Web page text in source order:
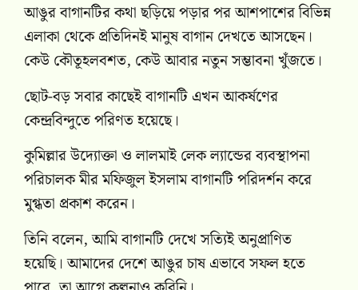
আঙুর বাগানটির কথা ছড়িয়ে পড়ার পর আশপাশের বিভিন্ন
এলাকা থেকে প্রতিদিনই মানুষ বাগান দেখতে আসছেন।
কেউ কৌতূহলবশত, কেউ আবার নতুন সম্ভাবনা খুঁজতে।
ছোট-বড় সবার কাছেই বাগানটি এখন আকর্ষণের
কেন্দ্রবিন্দুতে পরিণত হয়েছে।
কুমিল্লার উদ্যোক্তা ও লালমাই লেক ল্যান্ডের ব্যবস্থাপনা
পরিচালক মীর মফিজুল ইসলাম বাগানটি পরিদর্শন করে
মুগ্ধতা প্রকাশ করেন।
তিনি বলেন, আমি বাগানটি দেখে সত্যিই অনুপ্রাণিত
হয়েছি। আমাদের দেশে আঙুর চাষ এভাবে সফল হতে